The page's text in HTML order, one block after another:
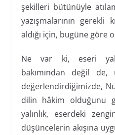
şekilleri bütünüyle
yazışmalarının gerekli
aldığı için, bugüne göre
Ne var ki, eseri
bakımından değil
değerlendirdiğimizde,
dilin hâkim olduğunu
yalınlık, eserdeki
düşüncelerin akışına